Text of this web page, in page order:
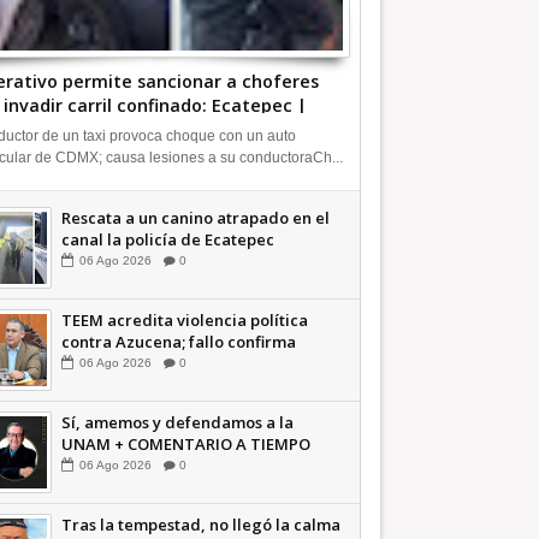
permite sancionar a choferes
carril confinado: Ecatepec |
de un taxi provoca choque con un auto
de CDMX; causa lesiones a su conductoraCh...
Rescata a un canino atrapado en el
canal la policía de Ecatepec
INFORMATIVA
06 Ago 2026 0
TEEM acredita violencia política
contra Azucena; fallo confirma
guerra sucia: Octavio Martínez
06 Ago 2026 0
Sí, amemos y defendamos a la
UNAM + COMENTARIO A TIEMPO
06 Ago 2026 0
Tras la tempestad, no llegó la calma